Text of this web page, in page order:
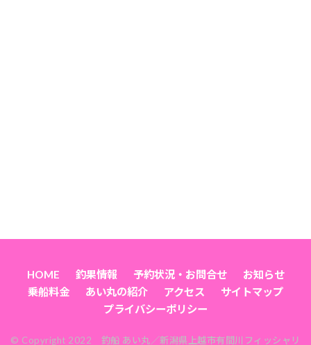
HOME 釣果情報 予約状況・お問合せ
お知らせ
乗船料金
あい丸の紹介 アクセス
サイトマップ
プライバシーポリシー
© Copyright 2022 釣船 あい丸／新潟県上越市有間川フィッシャリ